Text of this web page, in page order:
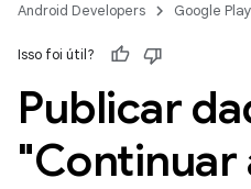
Android Developers Google Play
Isso foi útil?
Publicar
"Continuar